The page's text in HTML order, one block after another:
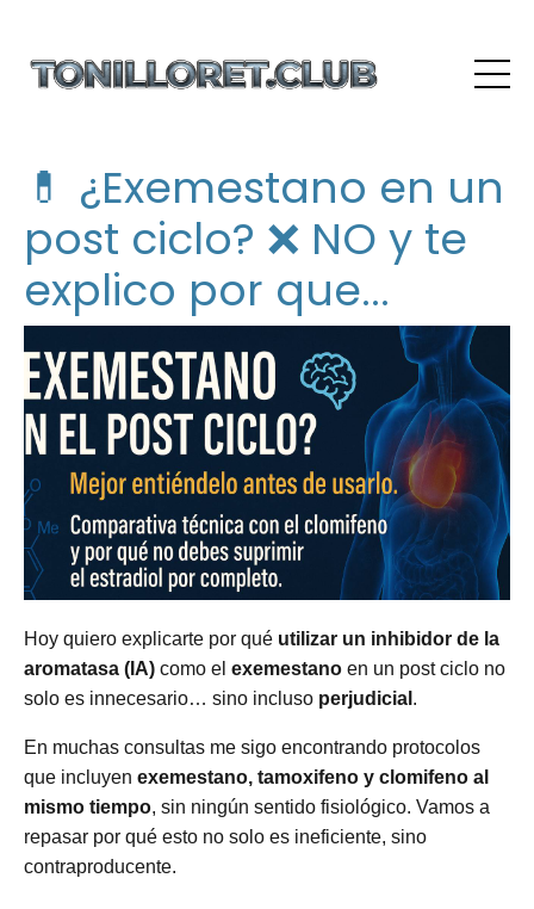
💊 ¿Exemestano en un
post ciclo? ❌ NO y te
explico por que...
Hoy quiero explicarte por qué utilizar un inhibidor de la
aromatasa (IA) como el exemestano en un post ciclo no
solo es innecesario… sino incluso perjudicial .
En muchas consultas me sigo encontrando protocolos
que incluyen exemestano, tamoxifeno y clomifeno al
mismo tiempo, sin ningún sentido fisiológico. Vamos a
repasar por qué esto no solo es ineficiente, sino
contraproducente.